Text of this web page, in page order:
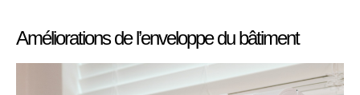
Améliorations de l’enveloppe du bâtiment